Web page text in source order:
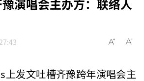
演唱会主办方：联络人
上发文吐槽齐豫跨年演唱会主